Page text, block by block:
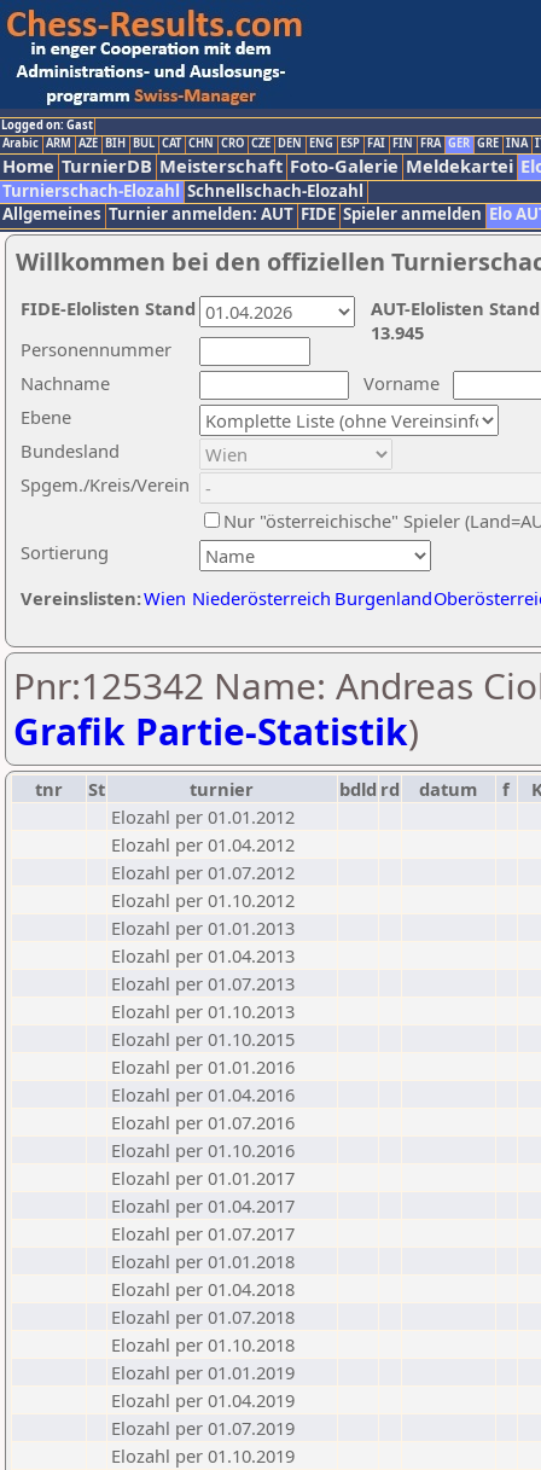
Logged on: Gast
Arabic ARM AZE BIH BUL CAT CHN CRO CZE DEN ENG ESP FAI FIN FRA GER GRE INA
Home TurnierDB Meisterschaft Foto-Galerie Meldekartei
Turnierschach-Elozahl Schnellschach-Elozahl
Allgemeines Turnier anmelden: AUT FIDE Spieler anmelden Elo
Willkommen bei den offiziellen
Nachname
Vorname
Ebene
Sortierung
Personennummer
Bundesland
Spgem./Kreis/Verein
Nur "österreichische" Spieler
Vereinslisten:Wien Niederösterreich Burgenland
AUT-Elolisten
13.945
FIDE-Elolisten Stand
Pnr:125342 Name: Andreas
Grafik Partie-Statistik)
tnr St turnier bdld rd datum f
Elozahl per 01.01.2012
Elozahl per 01.04.2012
Elozahl per 01.07.2012
Elozahl per 01.10.2012
Elozahl per 01.01.2013
Elozahl per 01.04.2013
Elozahl per 01.07.2013
Elozahl per 01.10.2013
Elozahl per 01.10.2015
Elozahl per 01.01.2016
Elozahl per 01.04.2016
Elozahl per 01.07.2016
Elozahl per 01.10.2016
Elozahl per 01.01.2017
Elozahl per 01.04.2017
Elozahl per 01.07.2017
Elozahl per 01.01.2018
Elozahl per 01.04.2018
Elozahl per 01.07.2018
Elozahl per 01.10.2018
Elozahl per 01.01.2019
Elozahl per 01.04.2019
Elozahl per 01.07.2019
Elozahl per 01.10.2019